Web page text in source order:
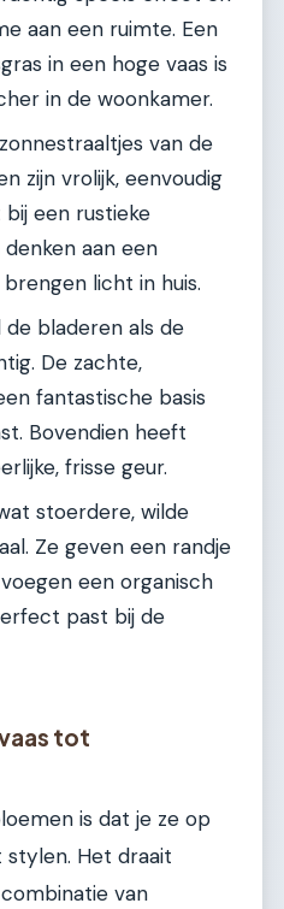
aan een ruimte. Een
in een hoge vaas is
in de woonkamer.
van de
zijn vrolijk, eenvoudig
een rustieke
aan een
licht in huis.
de bladeren als de
De zachte,
fantastische basis
Bovendien heeft
frisse geur.
stoerdere, wilde
Ze geven een randje
een organisch
past bij de
tot
is dat je ze op
stylen. Het draait
van